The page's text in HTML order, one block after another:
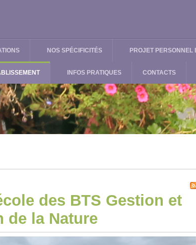
NOS SPÉCIFICITÉS PROJET PERSONNEL
INFOS PRATIQUES CONTACTS
des BTS Gestion et
de la Nature